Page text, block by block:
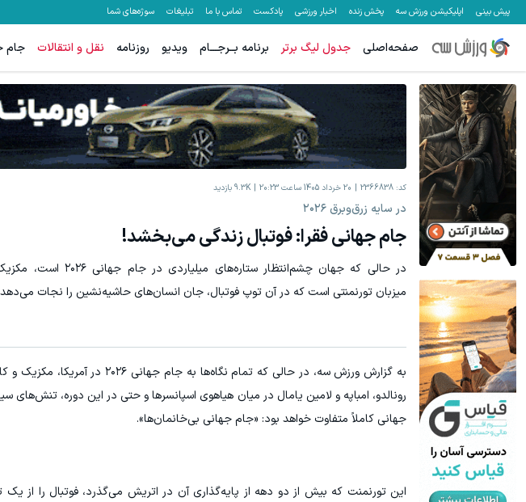
پیش بینی اپلیکیشن ورزش سه پخش زنده اخبار ورزشی پادکست تماس با ما تبلیغات سوژه‌های شما
صفحه‌اصلی جدول لیگ برتر برنامه بــرجـــام ویدیو روزنامه نقل و انتقالات جام
کد: 2366838 20 خرداد 1405 ساعت 20:23 9.3K بازدید
در سایه زرق‌وبرق ۲۰۲۶
جام جهانی فقرا: فوتبال زندگی می‌بخشد!
در حالی که جهان چشم‌انتظار ستاره‌های میلیاردی در جام جهانی ۲۰۲۶
میزبان تورنمنتی است که در آن توپ فوتبال، جان انسان‌های حاشیه‌نشین را نجات
به گزارش ورزش سه، در حالی که تمام
رونالدو، امباپه و لامین یامال در میان هیاهوی اسپانسرها و حتی در این دوره،
جهانی کاملاً متفاوت خواهد بود: «جام جهانی بی‌خانمان‌ها».
این تورنمنت که بیش از دو دهه از پایه‌گذاری آن در اتریش می‌گذرد، فوتبال را از یک